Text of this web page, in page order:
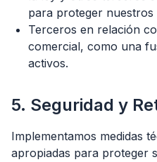
para proteger nuestros
Terceros en relación
comercial, como una
activos.
5. Seguridad y
Implementamos medidas
apropiadas para proteger